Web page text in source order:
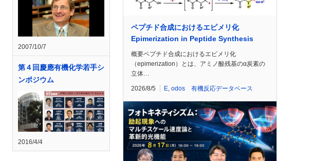
2007/10/7
第４回慶應有機化学若手シ
ンポジウム
2016/4/4
ペプチド合成におけるエピメリ化
Epimerization in Peptide Synthesis
概要ペプチド合成におけるエピメリ化
（epimerization）とは、アミノ酸残基のα炭素の
立体…
2026/8/5 E odos 有機反応データベース